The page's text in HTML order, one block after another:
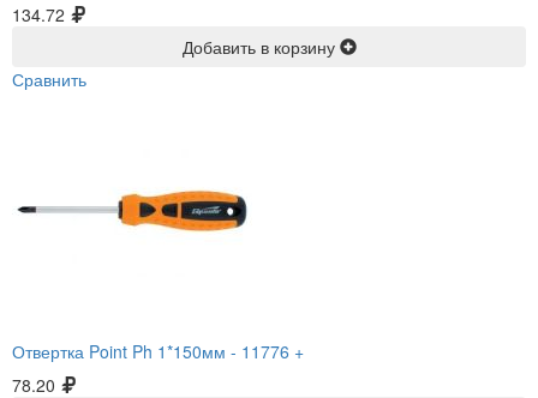
134.72
Добавить в корзину
Сравнить
Отвертка Point Ph 1*150мм - 11776 +
78.20